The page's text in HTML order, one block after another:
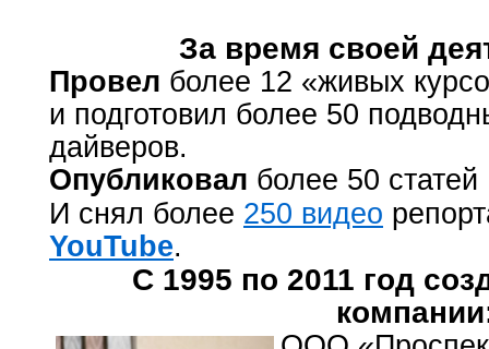
За время своей
Провел более 12 «живых
и подготовил более 50
дайверов.
Опубликовал более 50 статей
И снял более 250 видео
YouTube.
С 1995 по 2011 год